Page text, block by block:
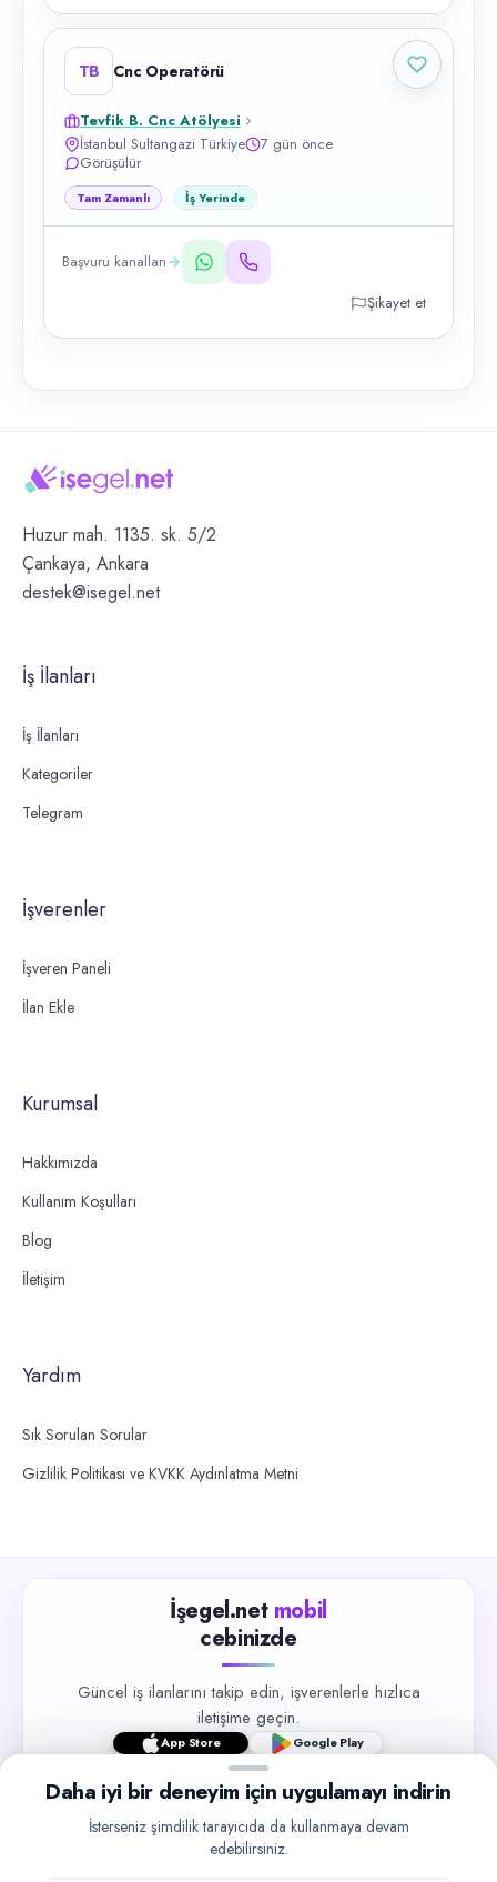
TB Cnc Operatörü
Tevfik B. Cnc Atölyesi
İstanbul Sultangazi Türkiye
7 gün önce
Görüşülür
Tam Zamanlı İş Yerinde
Başvuru kanalları
Şikayet et
Huzur mah. 1135. sk. 5/2
Çankaya, Ankara
destek@isegel.net
İş İlanları
İş İlanları
Kategoriler
Telegram
İşverenler
İşveren Paneli
İlan Ekle
Kurumsal
Hakkımızda
Kullanım Koşulları
Blog
İletişim
Yardım
Sık Sorulan Sorular
Gizlilik Politikası ve KVKK Aydınlatma Metni
İşegel.net mobil
cebinizde
Güncel iş ilanlarını takip edin, işverenlerle hızlıca
iletişime geçin.
App Store Google Play
Daha iyi bir deneyim için uygulamayı indirin
İsterseniz şimdilik tarayıcıda da kullanmaya devam
edebilirsiniz.